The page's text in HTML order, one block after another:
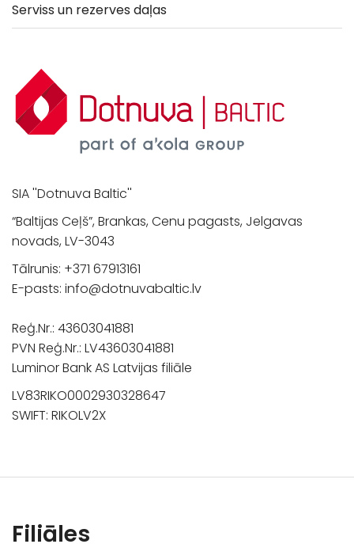
Serviss un rezerves daļas
SIA ''Dotnuva Baltic''
“Baltijas Ceļš”, Brankas, Cenu pagasts, Jelgavas
novads, LV-3043
Tālrunis: +371 67913161
E-pasts: info@dotnuvabaltic.lv
Reģ.Nr.: 43603041881
PVN Reģ.Nr.: LV43603041881
Luminor Bank AS Latvijas filiāle
LV83RIKO0002930328647
SWIFT: RIKOLV2X
Filiāles